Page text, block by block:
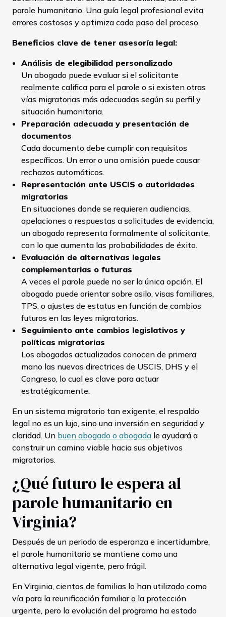
parole humanitario. Una guía legal profesional evita
errores costosos y optimiza cada paso del proceso.
Beneficios clave de tener asesoría legal:
Análisis de elegibilidad personalizado
Un abogado puede evaluar si el solicitante
realmente califica para el parole o si existen otras
vías migratorias más adecuadas según su perfil y
situación humanitaria.
Preparación adecuada y presentación de
documentos
Cada documento debe cumplir con requisitos
específicos. Un error o una omisión puede causar
rechazos automáticos.
Representación ante USCIS o autoridades
migratorias
En situaciones donde se requieren audiencias,
apelaciones o respuestas a solicitudes de evidencia,
un abogado representa formalmente al solicitante,
con lo que aumenta las probabilidades de éxito.
Evaluación de alternativas legales
complementarias o futuras
A veces el parole puede no ser la única opción. El
abogado puede orientar sobre asilo, visas familiares,
TPS, o ajustes de estatus en función de cambios
futuros en las leyes migratorias.
Seguimiento ante cambios legislativos y
políticas migratorias
Los abogados actualizados conocen de primera
mano las nuevas directrices de USCIS, DHS y el
Congreso, lo cual es clave para actuar
estratégicamente.
En un sistema migratorio tan exigente, el respaldo
legal no es un lujo, sino una inversión en seguridad y
claridad. Un buen abogado o abogada le ayudará a
construir un camino viable hacia sus objetivos
migratorios.
¿Qué futuro le espera al
parole humanitario en
Virginia?
Después de un periodo de esperanza e incertidumbre,
el parole humanitario se mantiene como una
alternativa legal vigente, pero frágil.
En Virginia, cientos de familias lo han utilizado como
vía para la reunificación familiar o la protección
urgente, pero la evolución del programa ha estado